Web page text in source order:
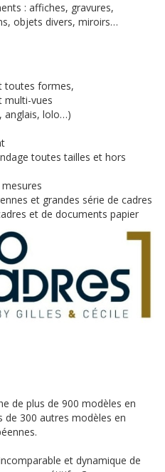
: affiches, gravures,
objets divers, miroirs…
toutes formes,
multi-vues
anglais, lolo…)
toutes tailles et hors
et grandes série de cadres
et de documents papier
de plus de 900 modèles en
de 300 autres modèles en
et dynamique de